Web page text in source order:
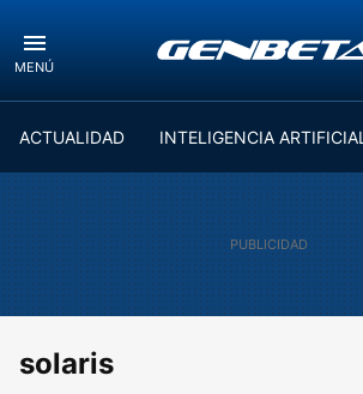
MENÚ
ACTUALIDAD INTELIGENCIA ARTIFICIAL
solaris